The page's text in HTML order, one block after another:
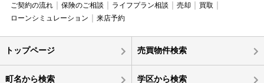
ご契約の流れ 保険のご相談 ライフプラン相談 売却
買取
ローンシミュレーション
来店予約
トップページ 売買物件検索
町名から検索 学区から検索